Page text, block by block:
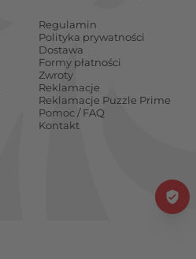
Regulamin
Polityka prywatności
Dostawa
Formy płatności
Zwroty
Reklamacje
Reklamacje Puzzle Prime
Pomoc / FAQ
Kontakt